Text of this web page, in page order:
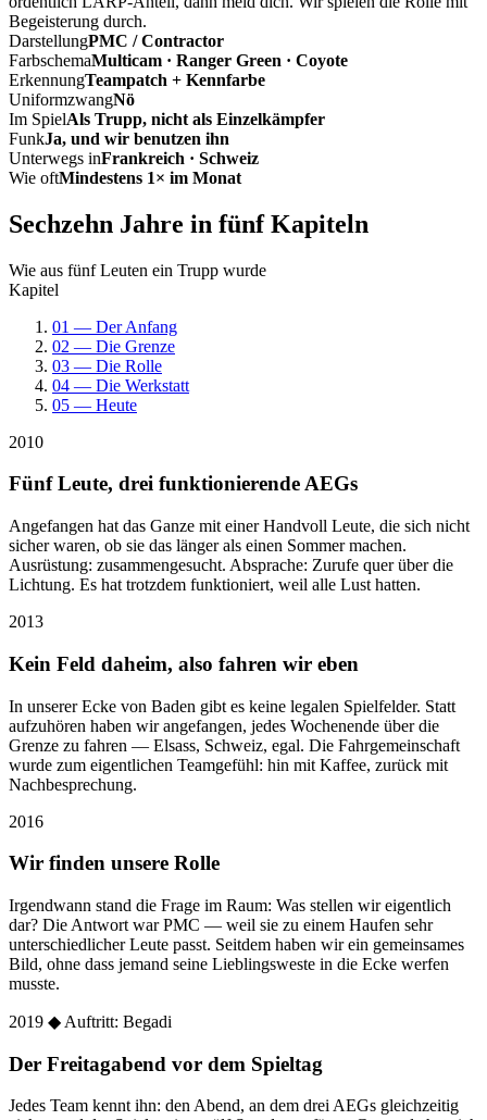
Begeisterung durch.
DarstellungPMC / Contractor
FarbschemaMulticam · Ranger Green · Coyote
ErkennungTeampatch + Kennfarbe
UniformzwangNö
Im SpielAls Trupp, nicht als Einzelkämpfer
FunkJa, und wir benutzen ihn
Unterwegs inFrankreich · Schweiz
Wie oftMindestens 1× im Monat
Sechzehn Jahre in fünf Kapiteln
Wie aus fünf Leuten ein Trupp wurde
Kapitel
01 — Der Anfang
02 — Die Grenze
03 — Die Rolle
04 — Die Werkstatt
05 — Heute
2010
Fünf Leute, drei funktionierende AEGs
Angefangen hat das Ganze mit einer Handvoll Leute, die sich nicht
sicher waren, ob sie das länger als einen Sommer machen.
Ausrüstung: zusammengesucht. Absprache: Zurufe quer über die
Lichtung. Es hat trotzdem funktioniert, weil alle Lust hatten.
2013
Kein Feld daheim, also fahren wir eben
In unserer Ecke von Baden gibt es keine legalen Spielfelder. Statt
aufzuhören haben wir angefangen, jedes Wochenende über die
Grenze zu fahren — Elsass, Schweiz, egal. Die Fahrgemeinschaft
wurde zum eigentlichen Teamgefühl: hin mit Kaffee, zurück mit
Nachbesprechung.
2016
Wir finden unsere Rolle
Irgendwann stand die Frage im Raum: Was stellen wir eigentlich
dar? Die Antwort war PMC — weil sie zu einem Haufen sehr
unterschiedlicher Leute passt. Seitdem haben wir ein gemeinsames
Bild, ohne dass jemand seine Lieblingsweste in die Ecke werfen
musste.
2019 ◆ Auftritt: Begadi
Der Freitagabend vor dem Spieltag
Jedes Team kennt ihn: den Abend, an dem drei AEGs gleichzeitig